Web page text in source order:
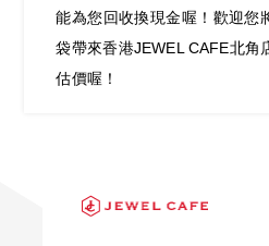
能為您回收換現金喔！歡迎您
袋帶來香港JEWEL CAFE北角
估價喔！